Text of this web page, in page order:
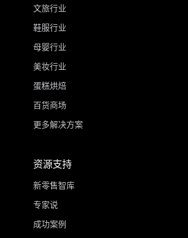
文旅行业
鞋服行业
母婴行业
美妆行业
蛋糕烘焙
百货商场
更多解决方案
资源支持
新零售智库
专家说
成功案例